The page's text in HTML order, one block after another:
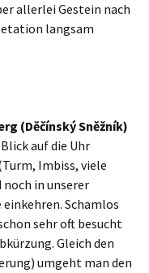
allerlei Gestein nach
langsam
(Děčínský Sněžník)
auf die Uhr
Imbiss, viele
in unserer
Schamlos
sehr oft besucht
Gleich den
umgeht man den